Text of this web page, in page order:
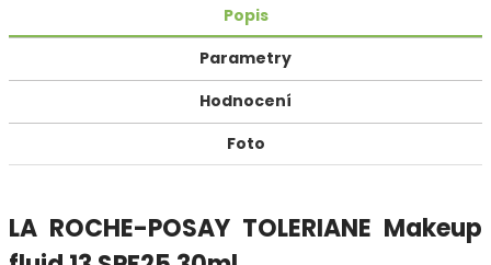
Popis
Parametry
Hodnocení
Foto
LA ROCHE-POSAY TOLERIANE Makeup